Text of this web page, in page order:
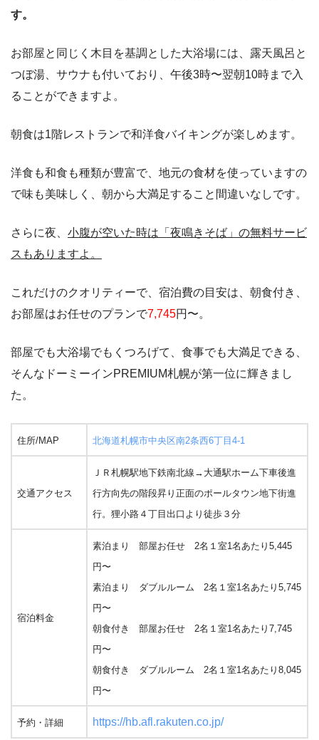
す。
お部屋と同じく木目を基調とした大浴場には、露天風呂と
つぼ湯、サウナも付いており、午後3時〜翌朝10時まで入
ることができますよ。
朝食は1階レストランで和洋食バイキングが楽しめます。
洋食も和食も種類が豊富で、地元の食材を使っていますの
で味も美味しく、朝から大満足すること間違いなしです。
さらに夜、 小腹が空いた時は「夜鳴きそば」の無料サービ
スもありますよ。
これだけのクオリティーで、宿泊費の目安は、朝食付き、
お部屋はお任せのプランで7,745円〜。
部屋でも大浴場でもくつろげて、食事でも大満足できる、
そんなドーミーインPREMIUM札幌が第一位に輝きまし
た。
住所/MAP 北海道札幌市中央区南2条西6丁目4-1
交通アクセス
ＪＲ札幌駅地下鉄南北線→大通駅ホーム下車後進
行方向先の階段昇り正面のポールタウン地下街進
行。狸小路４丁目出口より徒歩３分
宿泊料金
素泊まり 部屋お任せ 2名１室1名あたり5,445
円〜
素泊まり ダブルルーム 2名１室1名あたり5,745
円〜
朝食付き 部屋お任せ 2名１室1名あたり7,745
円〜
朝食付き ダブルルーム 2名１室1名あたり8,045
円〜
予約・詳細 https://hb.afl.rakuten.co.jp/